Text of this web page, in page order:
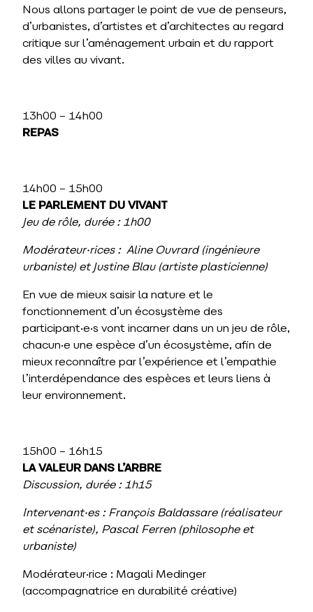
Nous allons partager le point de vue de penseurs,
d’urbanistes, d’artistes et d’architectes au regard
critique sur l’aménagement urbain et du rapport
des villes au vivant.
13h00 – 14h00
REPAS
14h00 – 15h00
LE PARLEMENT DU VIVANT
Jeu de rôle, durée : 1h00
Modérateur·rices : Aline Ouvrard (ingénieure
urbaniste) et Justine Blau (artiste plasticienne)
En vue de mieux saisir la nature et le
fonctionnement d’un écosystème des
participant·e·s vont incarner dans un un jeu de rôle,
chacun·e une espèce d’un écosystème, afin de
mieux reconnaître par l’expérience et l’empathie
l’interdépendance des espèces et leurs liens à
leur environnement.
15h00 – 16h15
LA VALEUR DANS L’ARBRE
Discussion, durée : 1h15
Intervenant·es : François Baldassare (réalisateur
et scénariste), Pascal Ferren (philosophe et
urbaniste)
Modérateur·rice : Magali Medinger
(accompagnatrice en durabilité créative)